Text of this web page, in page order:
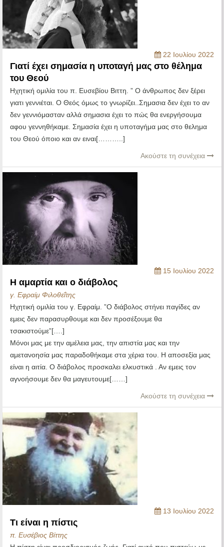
22 Ιουλίου 2022
Γιατί έχει σημασία η υποταγή μας στο θέλημα
του Θεού
Ηχητική ομιλία του π. Ευσεβίου Βιττη. ” Ο άνθρωπος δεν ξέρει
γιατι γεννιέται. Ο Θεός όμως το γνωρίζει..Σημασια δεν έχει το αν
δεν γεννιόμασταν αλλά σημασια έχει το πώς θα ενεργήσουμα
αφου γεννηθήκαμε. Σημασία έχει η υποταγήμα μας στο θελημα
του Θεού όποιο και αν ειναι[………..]
Ακούστε τη συνέχεια
15 Ιουλίου 2022
Η αμαρτία και ο διάβολος
γ. Εφραίμ Φιλοθεΐτης
Ηχητική ομιλία του γ. Εφραίμ. ”Ο διάβολος στήνει παγίδες αν
εμεις δεν παρασυρθουμε και δεν προσέξουμε θα
τσακιστούμε”[….]
Μόνοι μας με την αμέλεια μας, την απιστία μας και την
αμετανοησία μας παραδοθήκαμε στα χέρια του. Η αποσεξία μας
είναι η αιτία. Ο διάβολος προσκαλει ελκυστικά . Αν εμεις τον
αγνοήσουμε δεν θα μαγευτουμε[……]
Ακούστε τη συνέχεια
13 Ιουλίου 2022
Τι είναι η πίστις
π. Ευσέβιος Βίττης